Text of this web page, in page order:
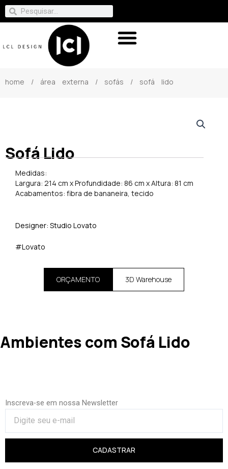
home / área externa / sofás / sofá lido
Sofá Lido
Medidas:
Largura: 214 cm x Profundidade: 86 cm x Altura: 81 cm
Acabamentos: fibra de bananeira, tecido
Designer: Studio Lovato
#Lovato
ORÇAMENTO 3D Warehouse
Ambientes com Sofá Lido
Inscreva-se em nossa Newsletter
CADASTRAR